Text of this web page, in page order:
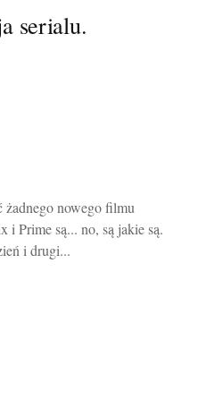
serialu.
żadnego nowego filmu
i Prime są... no, są jakie są.
i drugi...